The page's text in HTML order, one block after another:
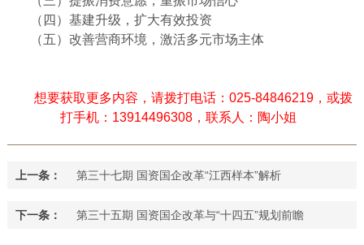
（四）基建升级，扩大有效投资
（五）改善营商环境，激活多元市场主体
想要获取更多内容，请拨打电话：025-84846219，或拨
打手机：13914496308，联系人：陶小姐
上一条： 第三十七期 国资国企改革“江西样本”解析
下一条： 第三十五期 国资国企改革与“十四五”规划前瞻